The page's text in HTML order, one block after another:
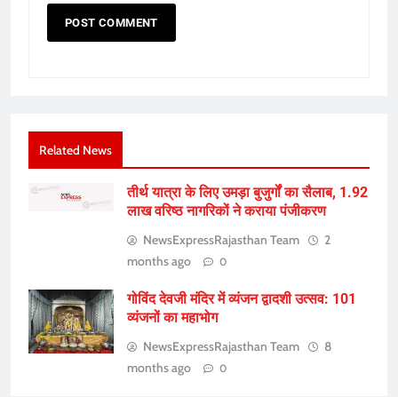
Related News
तीर्थ यात्रा के लिए उमड़ा बुजुर्गों का सैलाब, 1.92
लाख वरिष्ठ नागरिकों ने कराया पंजीकरण
NewsExpressRajasthan Team
2
months ago
0
गोविंद देवजी मंदिर में व्यंजन द्वादशी उत्सव: 101
व्यंजनों का महाभोग
NewsExpressRajasthan Team
8
months ago
0